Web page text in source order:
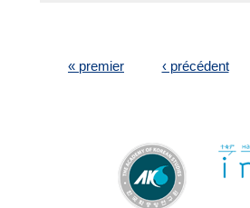
« premier ‹ précédent